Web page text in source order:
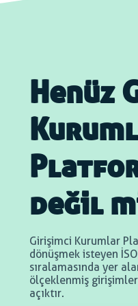
Henüz
değil
Girişimci Kurumlar
dönüşmek isteyen
sıralamasında yer
ölçeklenmiş
açıktır.